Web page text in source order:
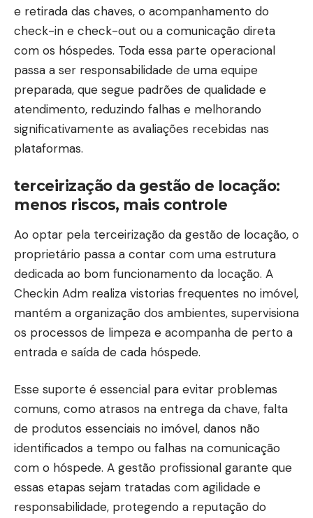
e retirada das chaves, o acompanhamento do
check-in e check-out ou a comunicação direta
com os hóspedes. Toda essa parte operacional
passa a ser responsabilidade de uma equipe
preparada, que segue padrões de qualidade e
atendimento, reduzindo falhas e melhorando
significativamente as avaliações recebidas nas
plataformas.
terceirização da gestão de locação:
menos riscos, mais controle
Ao optar pela terceirização da gestão de locação, o
proprietário passa a contar com uma estrutura
dedicada ao bom funcionamento da locação. A
Checkin Adm realiza vistorias frequentes no imóvel,
mantém a organização dos ambientes, supervisiona
os processos de limpeza e acompanha de perto a
entrada e saída de cada hóspede.
Esse suporte é essencial para evitar problemas
comuns, como atrasos na entrega da chave, falta
de produtos essenciais no imóvel, danos não
identificados a tempo ou falhas na comunicação
com o hóspede. A gestão profissional garante que
essas etapas sejam tratadas com agilidade e
responsabilidade, protegendo a reputação do